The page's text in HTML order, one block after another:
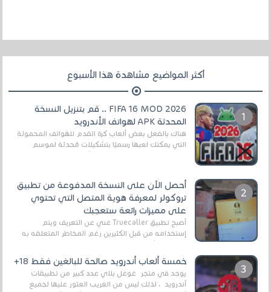
أكثر المواضيع مشاهدة هذا الأسبوع
FIFA 16 MOD 2026 .. قم بتنزيل النسخة
المحدثة APK لهواتف الأندرويد
هناك بالفعل بعض ألعاب كرة القدم للهواتف المحمولة
التي يمكنك لعبها رسميًا بتشكيلات مُحدثة لموسم
أحصل الآن على النسخة المدفوعة من تطبيق
تروكولر لمعرفة هوية المتصل التي تحتوي
على مميزات رائعة ستعجبك
أصبح تطبيق Truecaller غني عن التعريف ويتم
إستخدامه من قبل الكثيرين رغم المخاطر المتعلقه به
خمسة ألعاب أندرويد صالحة للبالغين فقط 18+
يوجد في متجر غوغل بلاي عدد كبير من تطبيقات
أندرويد ، لذلك ليس من الغريب العثور عليها لجميع